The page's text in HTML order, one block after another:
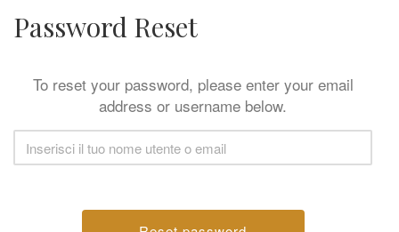
Password Reset
To reset your password, please enter your email
address or username below.